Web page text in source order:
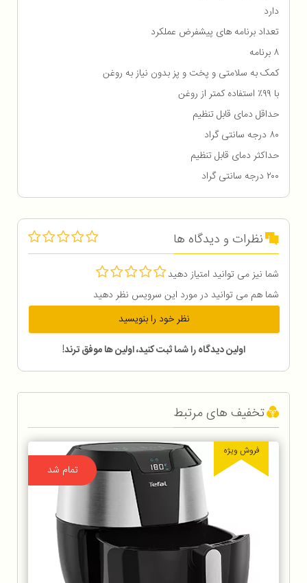
دارد
تعداد برنامه های پیشفرض عملکرد
۸ برنامه
کمک به سلامتی و پخت و پز بدون نیاز به روغن
با ۹۹٪ استفاده کمتر از روغن
حداقل دمای قابل تنظیم
۸۰ درجه سانتی گراد
حداکثر دمای قابل تنظیم
۲۰۰ درجه سانتی گراد
نظرات و دیدگاه ها
شما نیز می توانید امتیاز دهید
شما هم می توانید در مورد این سرویس نظر دهید
نظر خود را بنویسید
اولین دیدگاه را شما ثبت کنید، اولین ها موفق ترند!
تخفیف های مرتبط
تمام شد
فروش ویژه